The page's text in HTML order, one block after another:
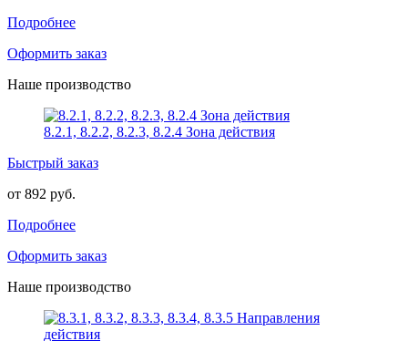
Подробнее
Оформить заказ
Наше производство
8.2.1, 8.2.2, 8.2.3, 8.2.4 Зона действия
Быстрый заказ
от 892 руб.
Подробнее
Оформить заказ
Наше производство